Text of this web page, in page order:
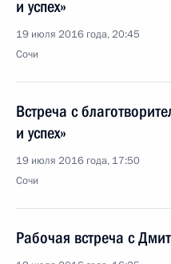
и успех»
19 июля 2016 года, 20:45
Сочи
Встреча с
и успех»
19 июля 2016 года, 17:50
Сочи
Рабочая встреча с